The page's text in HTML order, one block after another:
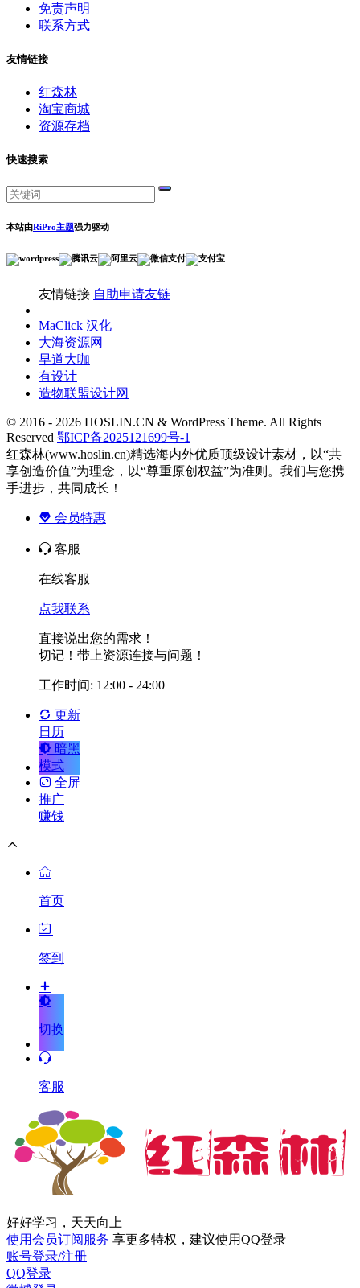
免责声明
联系方式
友情链接
红森林
淘宝商城
资源存档
快速搜索
本站由RiPro主题强力驱动
友情链接 自助申请友链
MaClick 汉化
大海资源网
早道大咖
有设计
造物联盟设计网
© 2016 - 2026 HOSLIN.CN & WordPress Theme. All Rights
Reserved 鄂ICP备2025121699号-1
红森林(www.hoslin.cn)精选海内外优质顶级设计素材，以“共
享创造价值”为理念，以“尊重原创权益”为准则。我们与您携
手进步，共同成长！
会员特惠
客服
在线客服
点我联系
直接说出您的需求！
切记！带上资源连接与问题！
工作时间: 12:00 - 24:00
更新
日历
暗黑
模式
全屏
推广
赚钱
首页
签到
切换
客服
好好学习，天天向上
使用会员订阅服务 享更多特权，建议使用QQ登录
账号登录/注册
QQ登录